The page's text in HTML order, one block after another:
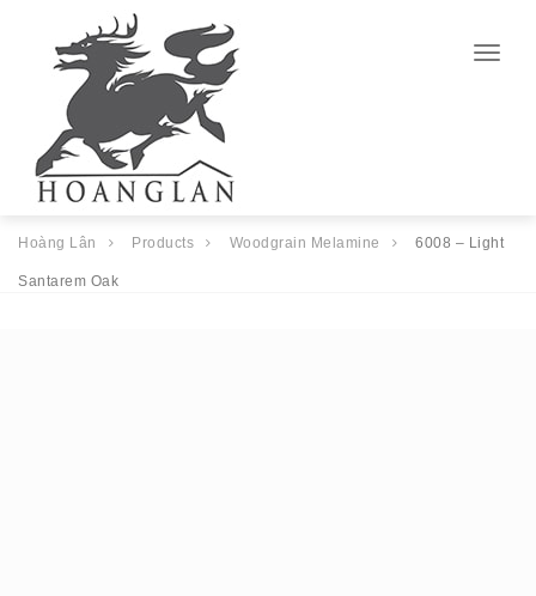
Hoàng Lân Products Woodgrain Melamine 6008 – Light
Santarem Oak